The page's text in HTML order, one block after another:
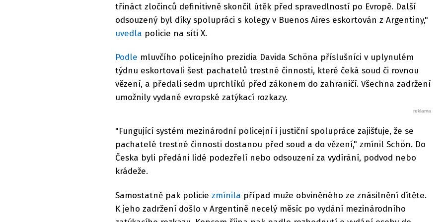
třináct zločinců definitivně skončil útěk před spravedlností po Evropě. Další
odsouzený byl díky spolupráci s kolegy v Buenos Aires eskortován z Argentiny,"
uvedla policie na síti X.
Podle mluvčího policejního prezidia Davida Schöna příslušníci v uplynulém
týdnu eskortovali šest pachatelů trestné činnosti, které čeká soud či rovnou
vězení, a předali sedm uprchlíků před zákonem do zahraničí. Všechna zadržení
umožnily vydané evropské zatýkací rozkazy.
"Fungující systém mezinárodní policejní i justiční spolupráce zajišťuje, že se
pachatelé trestné činnosti dostanou před soud a do vězení," zmínil Schön. Do
Česka byli předáni lidé podezřelí nebo odsouzení za vydírání, podvod nebo
krádeže.
Samostatně pak policie zmínila případ muže obviněného ze znásilnění dítěte.
K jeho zadržení došlo v Argentině necelý měsíc po vydání mezinárodního